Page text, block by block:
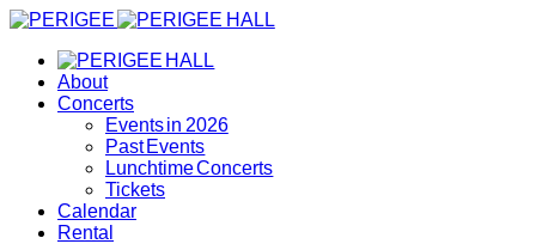
About
Concerts
Events in 2026
Past Events
Lunchtime Concerts
Tickets
Calendar
Rental